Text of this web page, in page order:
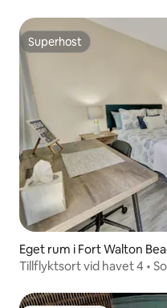
Superhost
Superhost
Eget rum i Fort Walton
Tillflyktsort vid havet 4 •